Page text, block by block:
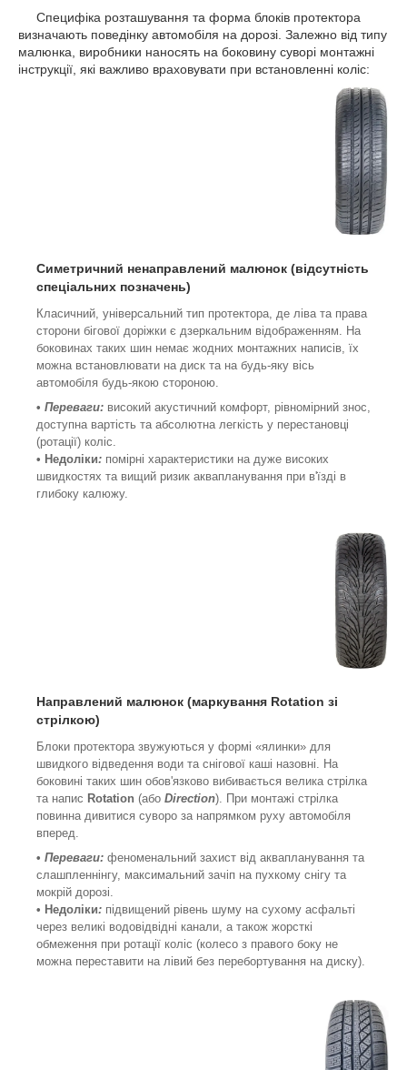
Специфіка розташування та форма блоків протектора
визначають поведінку автомобіля на дорозі. Залежно від типу
малюнка, виробники наносять на боковину суворі монтажні
інструкції, які важливо враховувати при встановленні коліс:
Симетричний ненаправлений малюнок (відсутність
спеціальних позначень)
Класичний, універсальний тип протектора, де ліва та права
сторони бігової доріжки є дзеркальним відображенням. На
боковинах таких шин немає жодних монтажних написів, їх
можна встановлювати на диск та на будь-яку вісь
автомобіля будь-якою стороною.
• Переваги: високий акустичний комфорт, рівномірний знос,
доступна вартість та абсолютна легкість у перестановці
(ротації) коліс.
• Недоліки: помірні характеристики на дуже високих
швидкостях та вищий ризик аквапланування при в'їзді в
глибоку калюжу.
Направлений малюнок (маркування Rotation зі
стрілкою)
Блоки протектора звужуються у формі «ялинки» для
швидкого відведення води та снігової каші назовні. На
боковині таких шин обов'язково вибивається велика стрілка
та напис Rotation (або Direction). При монтажі стрілка
повинна дивитися суворо за напрямком руху автомобіля
вперед.
• Переваги: феноменальний захист від аквапланування та
слашпленнінгу, максимальний зачіп на пухкому снігу та
мокрій дорозі.
• Недоліки: підвищений рівень шуму на сухому асфальті
через великі водовідвідні канали, а також жорсткі
обмеження при ротації коліс (колесо з правого боку не
можна переставити на лівий без перебортування на диску).